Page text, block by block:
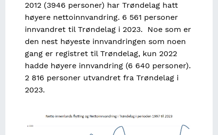
2012 (3946 personer) har Trøndelag hatt
høyere nettoinnvandring. 6 561 personer
innvandret til Trøndelag i 2023. Noe som er
den nest høyeste innvandringen som noen
gang er registret til Trøndelag, kun 2022
hadde høyere innvandring (6 640 personer).
2 816 personer utvandret fra Trøndelag i
2023.
Image